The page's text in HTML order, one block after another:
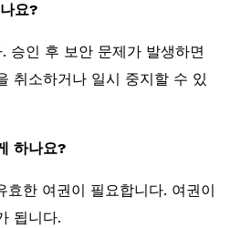
요?
승인 후 보안 문제가 발생하면
취소하거나 일시 중지할 수 있
하나요?
한 여권이 필요합니다. 여권이
됩니다.